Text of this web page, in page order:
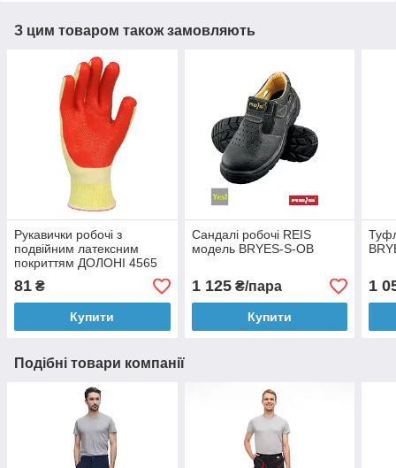
З цим товаром також замовляють
Рукавички робочі з
подвійним латексним
покриттям ДОЛОНІ 4565
81 ₴
Купити
Сандалі робочі REIS
модель BRYES-S-OB
1 125₴/пара
Купити
1
Подібні товари компанії